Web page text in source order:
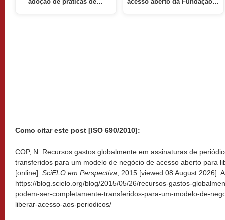
adoção de práticas de…
acesso aberto da Fundação…
Como citar este post [ISO 690/2010]:
COP, N. Recursos gastos globalmente em assinaturas de
transferidos para um modelo de negócio de acesso aberto para
[online]. SciELO em Perspectiva, 2015 [viewed 08 August 2026].
https://blog.scielo.org/blog/2015/05/26/recursos-gastos-
podem-ser-completamente-transferidos-para-um-modelo-de-
liberar-acesso-aos-periodicos/